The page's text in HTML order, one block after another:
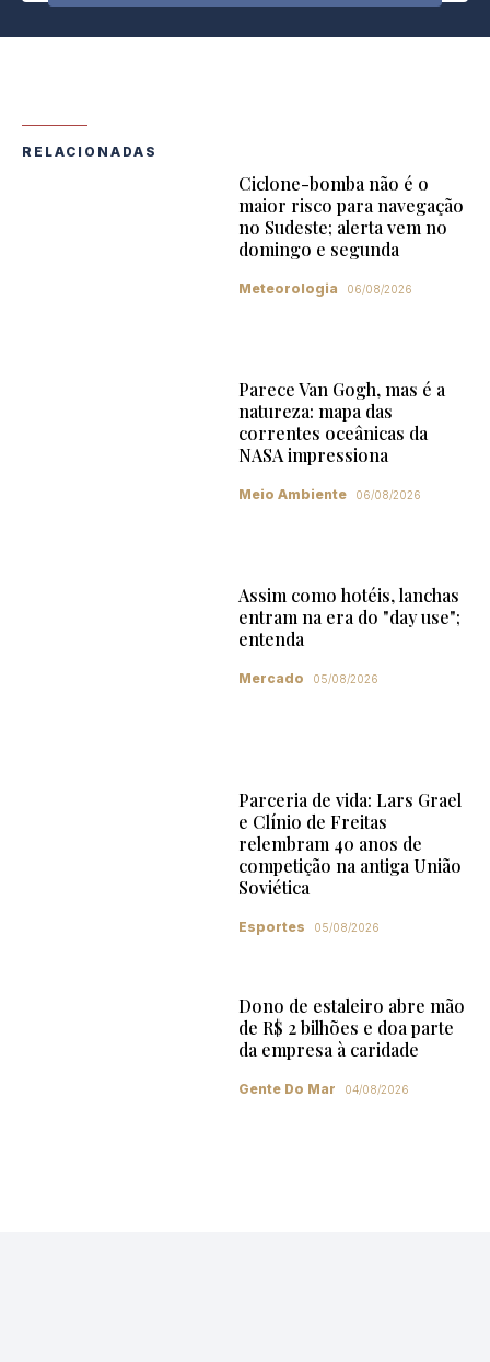
RELACIONADAS
Ciclone-bomba não é o
maior risco para navegação
no Sudeste; alerta vem no
domingo e segunda
Meteorologia 06/08/2026
Parece Van Gogh, mas é a
natureza: mapa das
correntes oceânicas da
NASA impressiona
Meio Ambiente 06/08/2026
Assim como hotéis, lanchas
entram na era do "day use";
entenda
Mercado 05/08/2026
Parceria de vida: Lars Grael
e Clínio de Freitas
relembram 40 anos de
competição na antiga União
Soviética
Esportes 05/08/2026
Dono de estaleiro abre mão
de R$ 2 bilhões e doa parte
da empresa à caridade
Gente Do Mar 04/08/2026